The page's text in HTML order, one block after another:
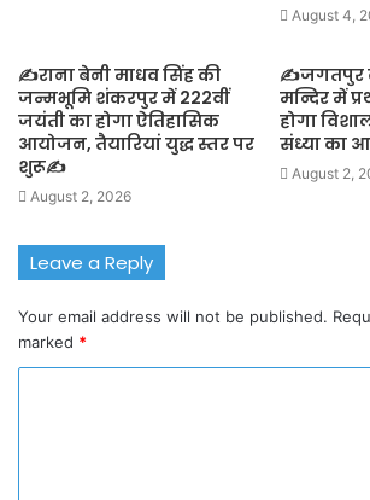
August 4,
✍️राना बेनी माधव सिंह की
जन्मभूमि शंकरपुर में 222वीं
जयंती का होगा ऐतिहासिक
आयोजन, तैयारियां युद्ध स्तर पर
शुरू✍️
August 2, 2026
✍️जगतपुर
मन्दिर में
होगा
संध्या का
August 2,
Leave a Reply
Your email address will not be published.
marked *